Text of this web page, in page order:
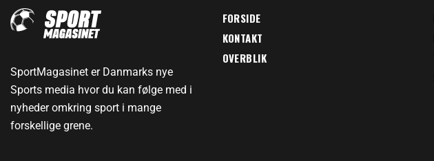
SportMagasinet er Danmarks nye
Sports media hvor du kan følge med i
nyheder omkring sport i mange
forskellige grene.
FORSIDE
KONTAKT
OVERBLIK